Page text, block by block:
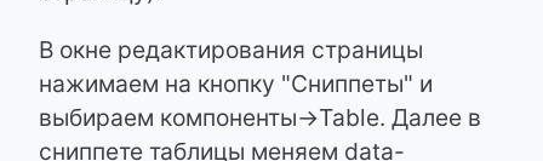
В окне редактирования страницы
нажимаем на кнопку "Сниппеты" и
выбираем компоненты->Table. Далее в
сниппете таблицы меняем data-